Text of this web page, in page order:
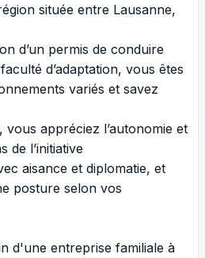
située entre Lausanne,
d’un permis de conduire
d’adaptation, vous êtes
variés et savez
vous appréciez l’autonomie et
de l’initiative
aisance et diplomatie, et
posture selon vos
d'une entreprise familiale à